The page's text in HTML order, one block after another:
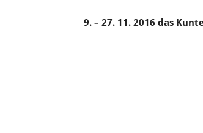
9. – 27. 11. 2016 das